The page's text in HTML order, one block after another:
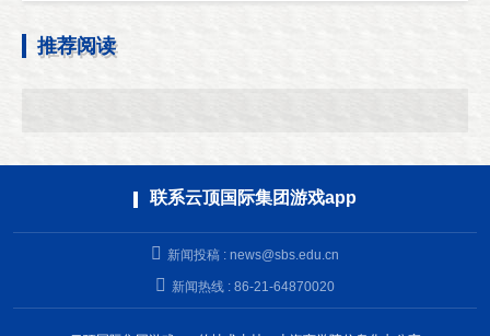
推荐阅读
联系云顶国际集团游戏app
新闻投稿 : news@sbs.edu.cn
新闻热线 : 86-21-64870020